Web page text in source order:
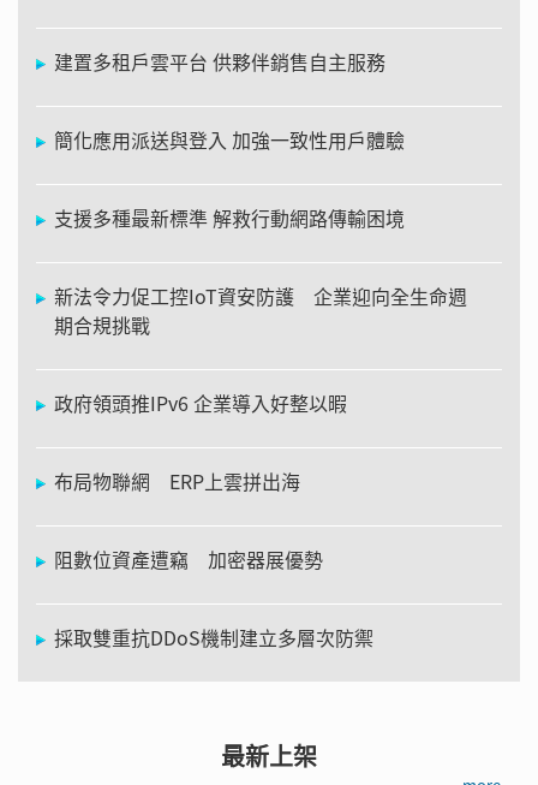
建置多租戶雲平台 供夥伴銷售自主服務
簡化應用派送與登入 加強一致性用戶體驗
支援多種最新標準 解救行動網路傳輸困境
新法令力促工控IoT資安防護 企業迎向全生命週
期合規挑戰
政府領頭推IPv6 企業導入好整以暇
布局物聯網 ERP上雲拼出海
阻數位資產遭竊 加密器展優勢
採取雙重抗DDoS機制建立多層次防禦
最新上架